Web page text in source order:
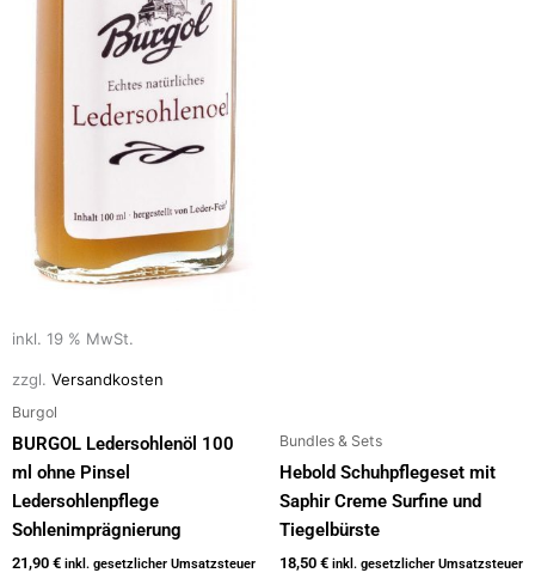
inkl. 19 % MwSt.
zzgl. Versandkosten
Burgol
BURGOL Ledersohlenöl 100
ml ohne Pinsel
Ledersohlenpflege
Sohlenimprägnierung
21,90 € inkl. gesetzlicher Umsatzsteuer
Bundles & Sets
Hebold Schuhpflegeset mit
Saphir Creme Surfine und
Tiegelbürste
18,50 € inkl. gesetzlicher Umsatzsteuer